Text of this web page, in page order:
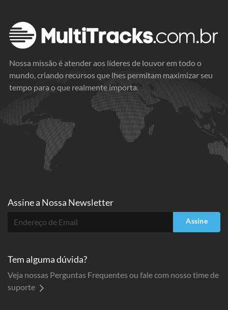
Nossa missão é atender aos líderes de louvor em todo o
mundo, criando recursos que lhes permitam maximizar seu
tempo para o que realmente importa.
Assine a Nossa Newsletter
Assine
Tem alguma dúvida?
Veja nossas Perguntas Frequentes ou fale com nosso time de
suporte